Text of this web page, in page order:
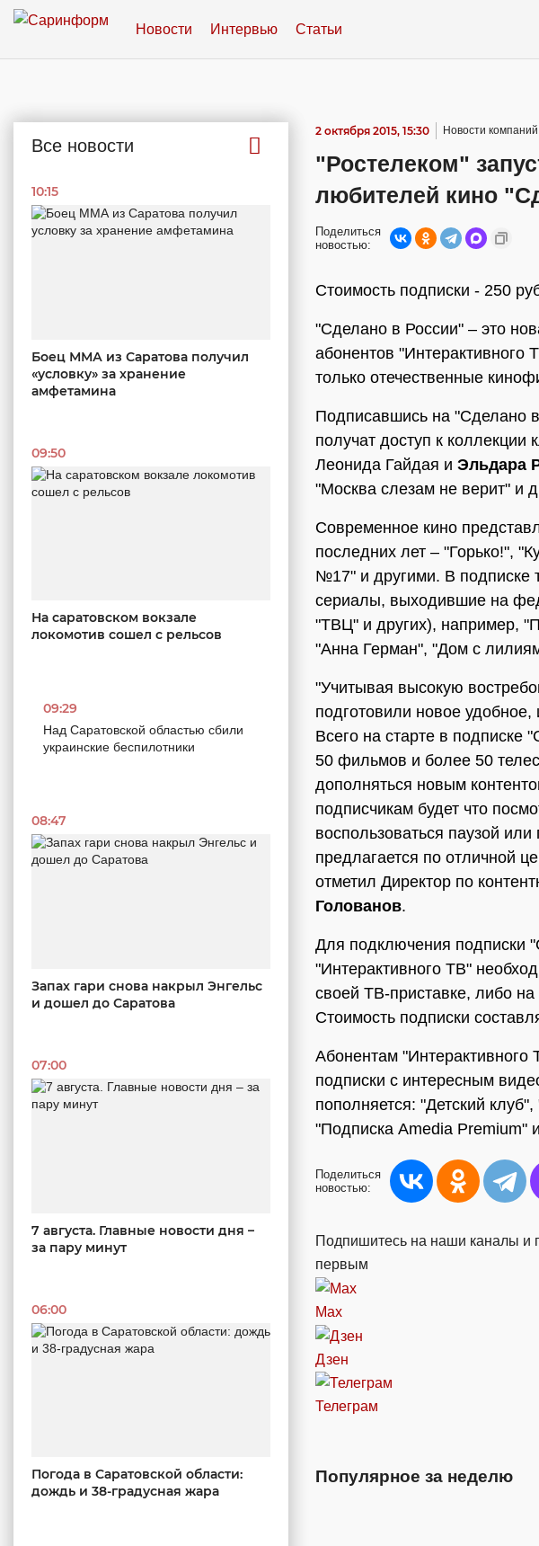
Новости Интервью Статьи
Все новости
10:15
Боец ММА из Саратова получил
«условку» за хранение
амфетамина
09:50
На саратовском вокзале
локомотив сошел с рельсов
09:29
Над Саратовской областью сбили
украинские беспилотники
08:47
Запах гари снова накрыл Энгельс
и дошел до Саратова
07:00
7 августа. Главные новости дня –
за пару минут
06:00
Погода в Саратовской области:
дождь и 38-градусная жара
2 октября 2015, 15:30 Новости компаний
"Ростелеком"
любителей кино
Поделиться
новостью:
Стоимость подписки - 250
"Сделано в России" – это
абонентов "Интерактивного
только отечественные
Подписавшись на "Сделано
получат доступ к коллекции
Леонида Гайдая и Эльдара
"Москва слезам не верит" и
Современное кино
последних лет – "Горько!",
№17" и другими. В подписке
сериалы, выходившие на
"ТВЦ" и других), например,
"Анна Герман", "Дом с
"Учитывая высокую
подготовили новое
Всего на старте в подписке
50 фильмов и более 50
дополняться новым
подписчикам будет что
воспользоваться паузой
предлагается по отличной
отметил Директор по
Голованов.
Для подключения подписки
"Интерактивного ТВ"
своей ТВ-приставке, либо
Стоимость подписки
Абонентам "Интерактивного
подписки с интересным
пополняется: "Детский
"Подписка Amedia Premium"
Поделиться
новостью:
Подпишитесь на наши каналы и
первым
Max
Дзен
Телеграм
Популярное за неделю